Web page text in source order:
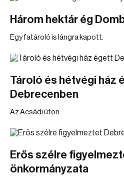
Három hektár ég
Egy fatároló is lángra kapott.
Tároló és hétvégi ház
Debrecenben
Az Acsádi úton.
Erős szélre
önkormányzata